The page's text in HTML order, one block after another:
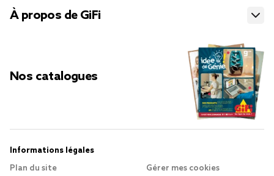
À propos de GiFi
Nos catalogues
Informations légales
Plan du site
Gérer mes cookies